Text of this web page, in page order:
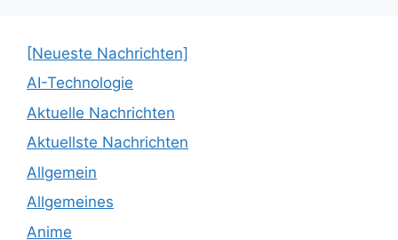
[Neueste Nachrichten]
AI-Technologie
Aktuelle Nachrichten
Aktuellste Nachrichten
Allgemein
Allgemeines
Anime